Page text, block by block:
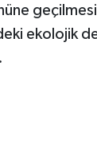
ekolojik